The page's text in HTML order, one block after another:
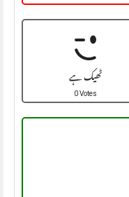
ٹھیک ہے
0 Votes